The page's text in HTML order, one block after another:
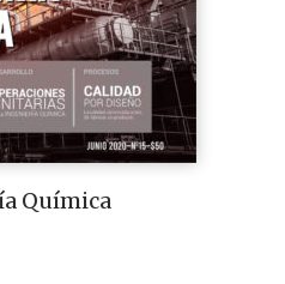
Química